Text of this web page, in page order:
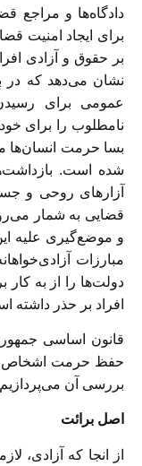
دادگاه‌ها و مراجع
برای ایجاد امنیت
بر حقوق و آزادی
نشان می‌دهد که در
عمومی برای
نامطلوب را برای
بسا حرمت انسان‌ها
شده است.
آزارهای روحی و
قضایی به شمار
و موضع‌گیری علیه
مبارزات
دولت‌ها را از به
افراد بر حذر داشته
قانون اساسی
حفظ حرمت اشخاص
بررسی آن
اصل برائت
از انجا که آزادی،